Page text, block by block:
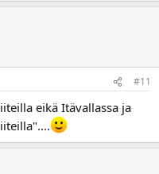
#11
eikä Itävallassa ja